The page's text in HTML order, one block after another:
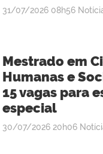
publicado
31/07/2026 08h56
Mestrado em
Humanas e
15 vagas para
especial
publicado
30/07/2026 20h06